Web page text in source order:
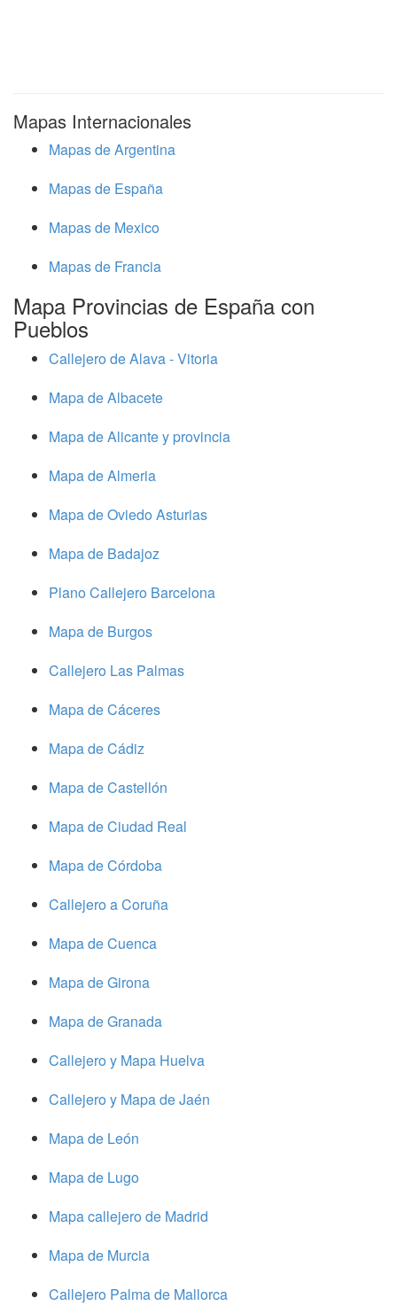
Mapas Internacionales
Mapas de Argentina
Mapas de España
Mapas de Mexico
Mapas de Francia
Mapa Provincias de España con
Pueblos
Callejero de Alava - Vitoria
Mapa de Albacete
Mapa de Alicante y provincia
Mapa de Almeria
Mapa de Oviedo Asturias
Mapa de Badajoz
Plano Callejero Barcelona
Mapa de Burgos
Callejero Las Palmas
Mapa de Cáceres
Mapa de Cádiz
Mapa de Castellón
Mapa de Ciudad Real
Mapa de Córdoba
Callejero a Coruña
Mapa de Cuenca
Mapa de Girona
Mapa de Granada
Callejero y Mapa Huelva
Callejero y Mapa de Jaén
Mapa de León
Mapa de Lugo
Mapa callejero de Madrid
Mapa de Murcia
Callejero Palma de Mallorca